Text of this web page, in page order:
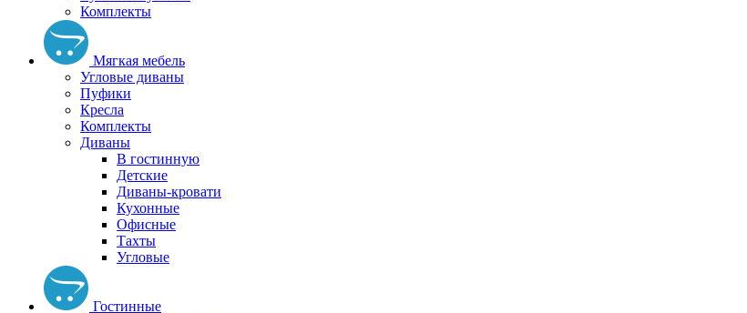
Комплекты
Мягкая мебель
Угловые диваны
Пуфики
Кресла
Комплекты
Диваны
В гостинную
Детские
Диваны-кровати
Кухонные
Офисные
Тахты
Угловые
Гостинные